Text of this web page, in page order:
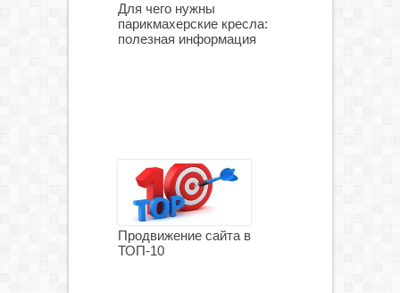
Для чего нужны
парикмахерские кресла:
полезная информация
Продвижение сайта в
ТОП-10